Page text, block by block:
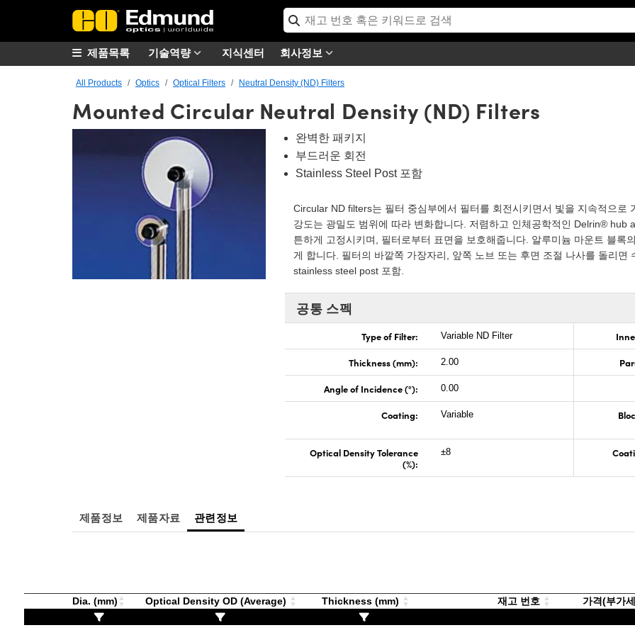
기술역량 지식센터 회사정보
제품목록
All Products Optics Optical Filters Neutral Density (ND) Filters
Mounted Circular Neutral Density (ND) Filters
완벽한 패키지
부드러운 회전
Stainless Steel Post 포함
Circular ND filters는 필터 중심부에서 필터를 회전시키면서 빛을 지속적으로
강도는 광밀도 범위에 따라 변화합니다. 저렴하고 인체공학적인 Delrin® hub
튼하게 고정시키며, 필터로부터 표면을 보호해줍니다. 알루미늄 마운트 블
게 합니다. 필터의 바깥쪽 가장자리, 앞쪽 노브 또는 후면 조절 나사를 돌리면
stainless steel post 포함.
공통 스펙
Type of Filter: Variable ND Filter
Thickness (mm): 2.00
Angle of Incidence (°): 0.00
Coating: Variable
Optical Density Tolerance
(%):
±8
제품정보 제품자료 관련정보
Dia. (mm) Optical Density OD (Average) Thickness (mm) 재고 번호 가격(부가